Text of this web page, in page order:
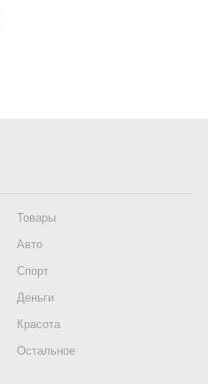
Товары
Авто
Спорт
Деньги
Красота
Остальное